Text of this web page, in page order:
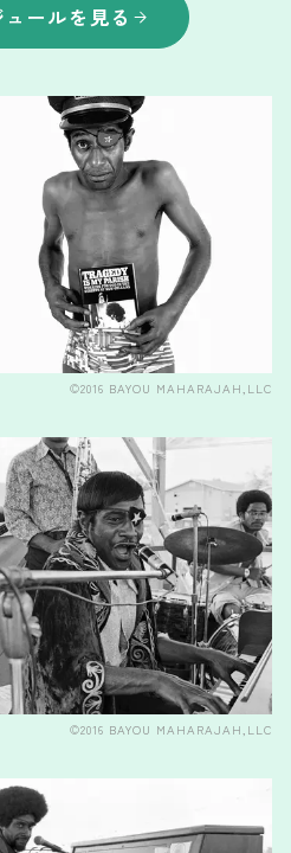
ールを見る
©2016 BAYOU MAHARAJAH,LLC
©2016 BAYOU MAHARAJAH,LLC